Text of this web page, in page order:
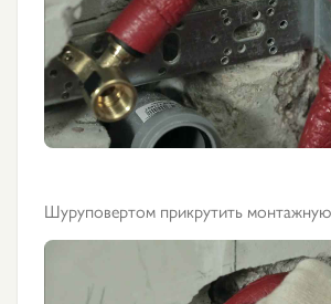
Шуруповертом прикрутить монтажную